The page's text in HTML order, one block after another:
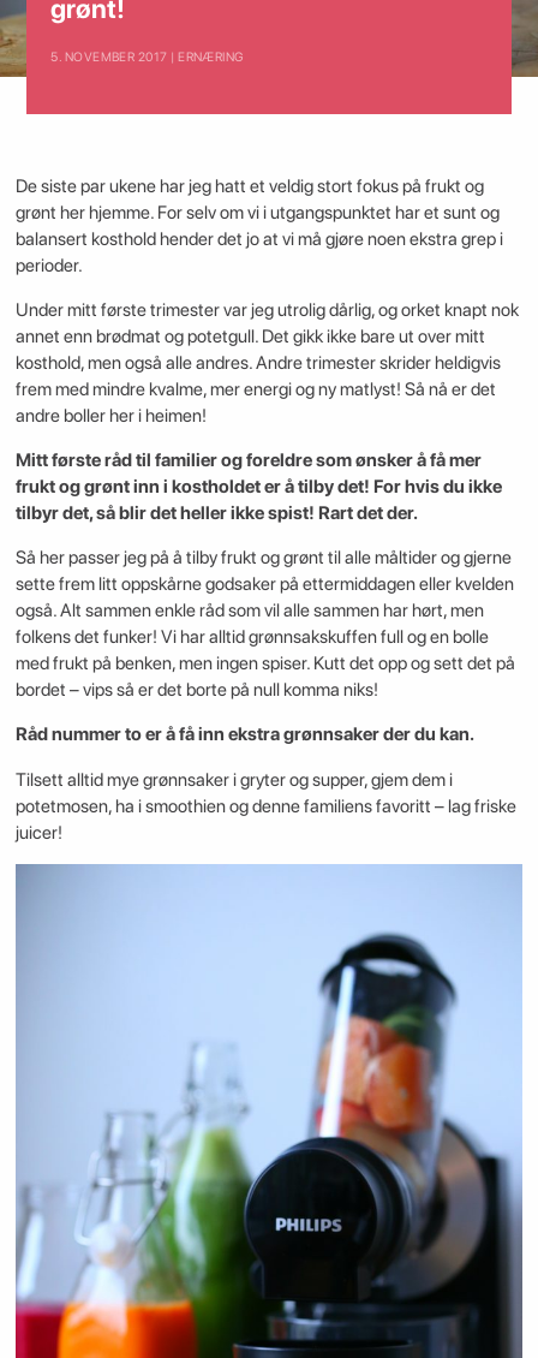
grønt!
5. NOVEMBER 2017 | ERNÆRING
De siste par ukene har jeg hatt et veldig stort fokus på frukt og
grønt her hjemme. For selv om vi i utgangspunktet har et sunt og
balansert kosthold hender det jo at vi må gjøre noen ekstra grep i
perioder.
Under mitt første trimester var jeg utrolig dårlig, og orket knapt nok
annet enn brødmat og potetgull. Det gikk ikke bare ut over mitt
kosthold, men også alle andres. Andre trimester skrider heldigvis
frem med mindre kvalme, mer energi og ny matlyst! Så nå er det
andre boller her i heimen!
Mitt første råd til familier og foreldre som ønsker å få mer
frukt og grønt inn i kostholdet er å tilby det! For hvis du ikke
tilbyr det, så blir det heller ikke spist! Rart det der.
Så her passer jeg på å tilby frukt og grønt til alle måltider og gjerne
sette frem litt oppskårne godsaker på ettermiddagen eller kvelden
også. Alt sammen enkle råd som vil alle sammen har hørt, men
folkens det funker! Vi har alltid grønnsakskuffen full og en bolle
med frukt på benken, men ingen spiser. Kutt det opp og sett det på
bordet – vips så er det borte på null komma niks!
Råd nummer to er å få inn ekstra grønnsaker der du kan.
Tilsett alltid mye grønnsaker i gryter og supper, gjem dem i
potetmosen, ha i smoothien og denne familiens favoritt – lag friske
juicer!